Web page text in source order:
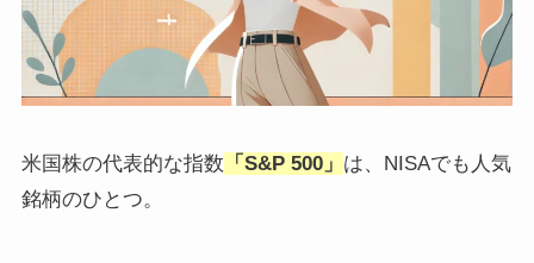
米国株の代表的な指数 「S&P 500」 は、NISAでも人気
銘柄のひとつ。